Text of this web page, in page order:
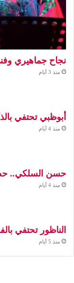
نجاح جماهيري
منذ 3 أيام
أبوظبي تحتفي
منذ 4 أيام
حسن السلكي..
منذ 4 أيام
الناظور تحتفي
منذ 5 أيام